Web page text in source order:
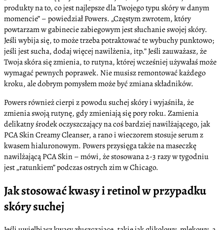
produkty na to, co jest najlepsze dla Twojego typu skóry w danym
momencie” – powiedział Powers. „Częstym zwrotem, który
powtarzam w gabinecie zabiegowym jest słuchanie swojej skóry.
Jeśli wybija się, to może trzeba potraktować te wybuchy punktowo;
jeśli jest sucha, dodaj więcej nawilżenia, itp.” Jeśli zauważasz, że
Twoja skóra się zmienia, to rutyna, której wcześniej używałaś może
wymagać pewnych poprawek. Nie musisz remontować każdego
kroku, ale dobrym pomysłem może być zmiana składników.
Powers również cierpi z powodu suchej skóry i wyjaśniła, że
zmienia swoją rutynę, gdy zmieniają się pory roku. Zamienia
delikatny środek oczyszczający na coś bardziej nawilżającego, jak
PCA Skin Creamy Cleanser, a rano i wieczorem stosuje serum z
kwasem hialuronowym. Powers przysięga także na maseczkę
nawilżającą PCA Skin – mówi, że stosowana 2-3 razy w tygodniu
jest „ratunkiem” podczas ostrych zim w Chicago.
Jak stosować kwasy i retinol w przypadku
skóry suchej